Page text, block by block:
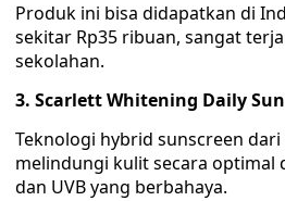
Produk ini bisa didapatkan di
sekitar Rp35 ribuan, sangat
sekolahan.
3. Scarlett Whitening Daily
Teknologi hybrid sunscreen
melindungi kulit secara optimal
dan UVB yang berbahaya.